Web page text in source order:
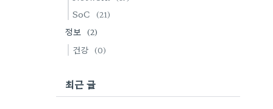
SoC (21)
정보 (2)
건강 (0)
최근 글